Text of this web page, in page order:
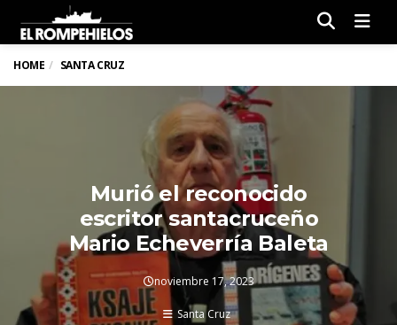
HOME SANTA CRUZ
Murió el reconocido
escritor santacruceño
Mario Echeverría Baleta
noviembre 17, 2023
Santa Cruz